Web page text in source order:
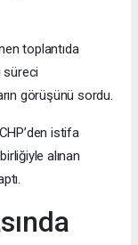
toplantıda
süreci
görüşünü sordu.
istifa
alınan